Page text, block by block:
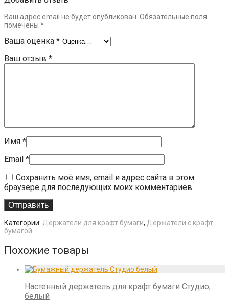
Ваш адрес email не будет опубликован. Обязательные поля
помечены *
Ваша оценка *
Ваш отзыв *
Имя *
Email *
Сохранить моё имя, email и адрес сайта в этом
браузере для последующих моих комментариев.
Категории: Держатели для крафт бумаги, Держатели с крафт
бумагой
Похожие товары
Настенный держатель для крафт бумаги Студио,
белый